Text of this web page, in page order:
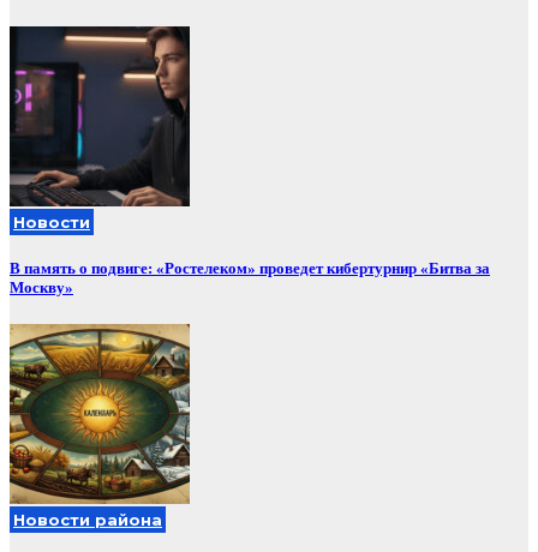
Новости
В память о подвиге: «Ростелеком» проведет кибертурнир «Битва за
Москву»
Новости района